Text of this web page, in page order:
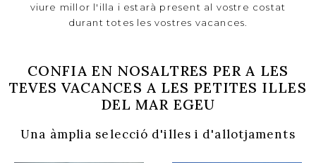
viure millor l'illa i estarà present al vostre costat
durant totes les vostres vacances.
CONFIA EN NOSALTRES PER A LES
TEVES VACANCES A LES PETITES ILLES
DEL MAR EGEU
Una àmplia selecció d'illes i d'allotjaments